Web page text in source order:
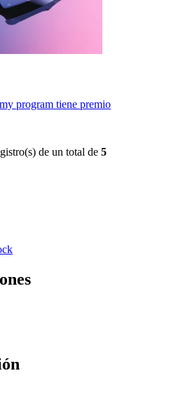
program tiene premio
de un total de 5